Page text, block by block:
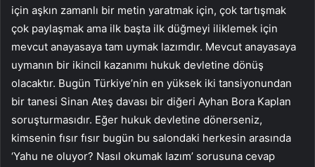
için aşkın zamanlı bir metin yaratmak için, çok tartışmak
çok paylaşmak ama ilk başta ilk düğmeyi iliklemek için
mevcut anayasaya tam uymak lazımdır. Mevcut anayasaya
uymanın bir ikincil kazanımı hukuk devletine dönüş
olacaktır. Bugün Türkiye’nin en yüksek iki tansiyonundan
bir tanesi Sinan Ateş davası bir diğeri Ayhan Bora Kaplan
soruşturmasıdır. Eğer hukuk devletine dönerseniz,
kimsenin fısır fısır bugün bu salondaki herkesin arasında
‘Yahu ne oluyor? Nasıl okumak lazım’ sorusuna cevap